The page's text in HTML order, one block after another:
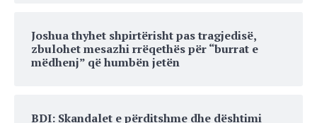
Joshua thyhet shpirtërisht pas tragjedisë,
zbulohet mesazhi rrëqethës për “burrat e
mëdhenj” që humbën jetën
BDI: Skandalet e përditshme dhe dështimi